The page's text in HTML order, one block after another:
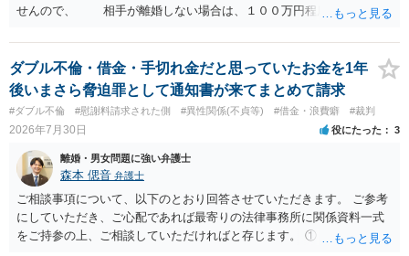
せんので、 相手が離婚しない場合は、１００万円程度となる可能
するデメリットはありますから（経済的、時間的、精神的負担等）、
反対にご自身が、裁判も辞さずという姿勢を示すことで、プラス
に働く可能性は有り得ます。 交渉で解決する多くの場合は、相手
が弁護士に依頼しているケースで、５０万円以下で合意できる場合は
稀であると思います。 通常は、６０万円から８０万円程度になる
ことが多いというのが私の印象です。 ２ 質問② ご記載の内容が
減額を進めるうえでの交渉材料かと思います。 なお、ご自身が離
婚しないことは、交渉材料にはならないかと思いますので、ご注意く
ださい。 また、相手夫婦の婚姻関係が既に破綻していたことや、
相手女性が結婚しているとは知らなかったと主張することもあります
が、 ケースバイケースですので、ご自身の場合にそれらの主張が
できるかはよくお考え下さい。 ３ 質問③ 違約金を５０万円とす
ダブル不倫・借金・手切れ金だと思っていたお金を1年
後いまさら脅迫罪として通知書が来てまとめて請求
#ダブル不倫 #慰謝料請求された側 #異性関係(不貞等) #借金・浪費癖 #裁判
2026年7月30日 役にたった 3
離婚・男女問題に強い弁護士
森本 偲音 弁護士
ご相談事項について、以下のとおり回答させていただきます。 ご参考
にしていただき、ご心配であれば最寄りの法律事務所に関係資料一式
をご持参の上、ご相談していただければと存じます。 ① このLINEの